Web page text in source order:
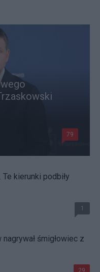
79
kierunki podbiły
1
śmigłowiec z
29